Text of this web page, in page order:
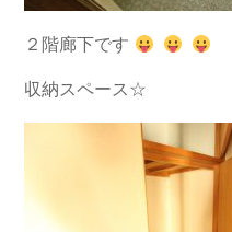
２階廊下です
収納スペース☆